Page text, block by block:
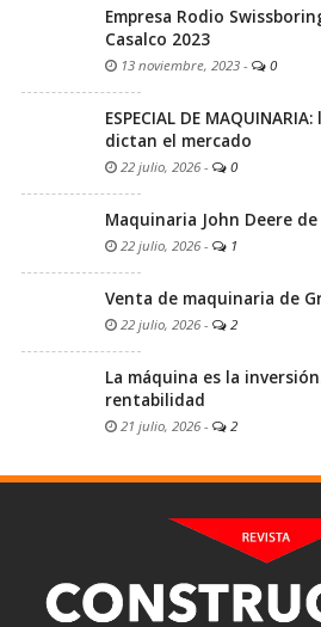
Empresa Rodio
Casalco 2023
13 noviembre, 2023 - 0
ESPECIAL DE
dictan el mercado
22 julio, 2026 - 0
Maquinaria John Deere de
22 julio, 2026 - 1
Venta de maquinaria de
22 julio, 2026 - 2
La máquina es la
rentabilidad
21 julio, 2026 - 2